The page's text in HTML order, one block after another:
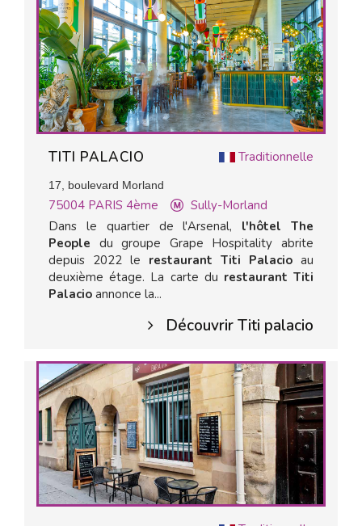
Traditionnelle
TITI PALACIO
17, boulevard Morland
75004 PARIS 4ème
Sully-Morland
Dans le quartier de l'Arsenal, l'hôtel The
People du groupe Grape Hospitality abrite
depuis 2022 le restaurant Titi Palacio au
deuxième étage. La carte du restaurant Titi
Palacio annonce la...
Découvrir Titi palacio